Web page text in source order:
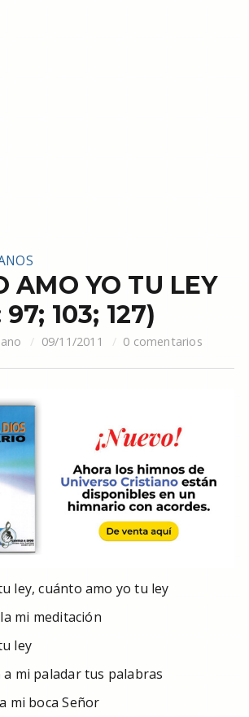
AMO YO TU LEY
97; 103; 127)
09/11/2011 0 comentarios
ley, cuánto amo yo tu ley
mi meditación
ley
a mi paladar tus palabras
mi boca Señor